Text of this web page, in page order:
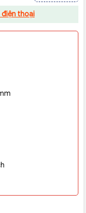
điện thoại